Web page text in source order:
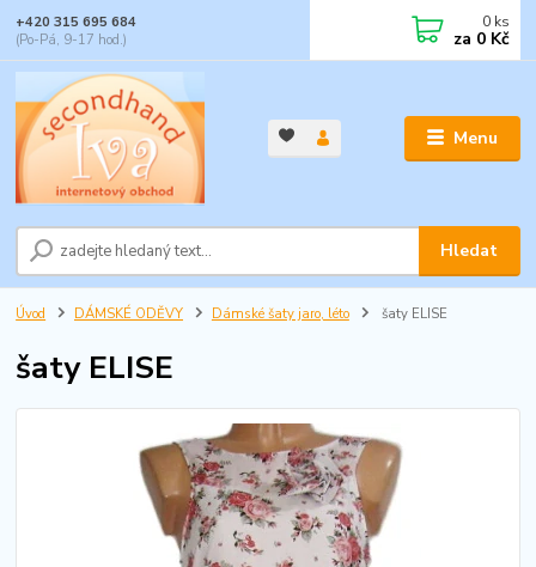
Menu
Hledat
+420 315 695 684
(Po-Pá, 9-17 hod.)
0 ks
za 0 Kč
Úvod DÁMSKÉ ODĚVY Dámské šaty jaro, léto šaty ELISE
šaty ELISE